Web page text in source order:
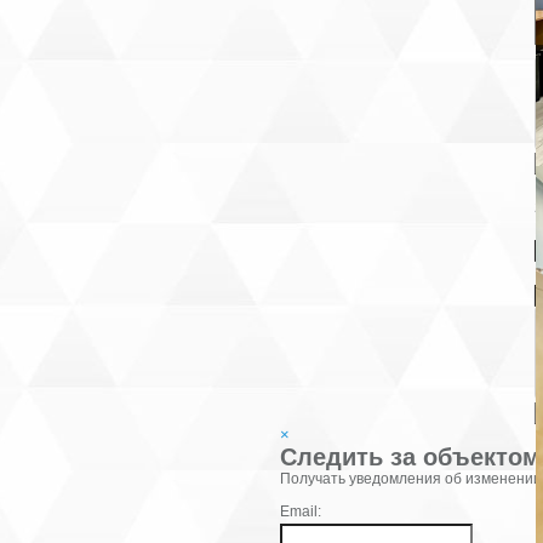
×
×
Следить за объектом
Фамилия:
Получать уведомления об
Email: